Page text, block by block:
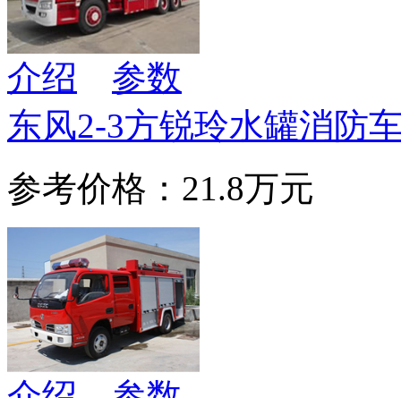
介绍
参数
东风2-3方锐玲水罐消防
参考价格：21.8万元